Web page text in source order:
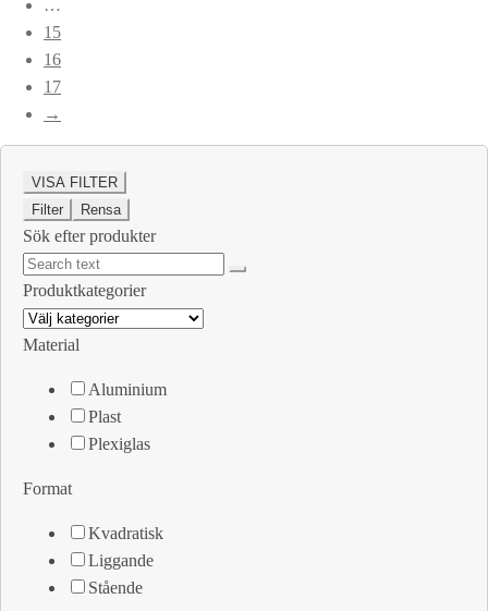
…
15
16
17
→
VISA FILTER
Filter
Rensa
Sök efter produkter
Produktkategorier
Material
Aluminium
Plast
Plexiglas
Format
Kvadratisk
Liggande
Stående